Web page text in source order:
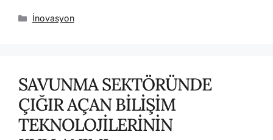
İnovasyon
SAVUNMA SEKTÖRÜNDE
ÇIĞIR AÇAN BİLİŞİM
TEKNOLOJİLERİNİN